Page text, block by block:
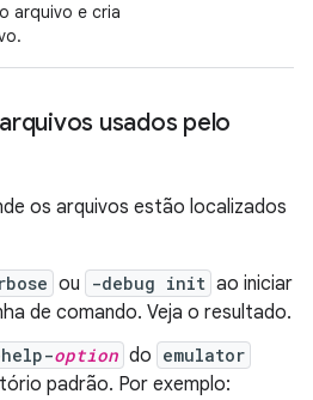
arquivo e cria
usados pelo
os arquivos estão localizados
ou -debug init ao iniciar
de comando. Veja o resultado.
option do emulator
padrão. Por exemplo: